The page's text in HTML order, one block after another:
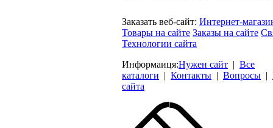
Заказать веб-сайт: Интернет-
Товары на сайте Заказы на сайте
Технологии сайта
Информаиця:Нужен сайт | Все
каталоги | Контакты | Вопросы |
сайта